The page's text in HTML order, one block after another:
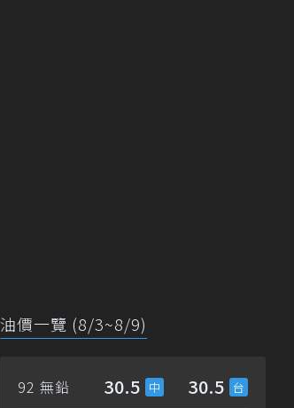
油價一覽 (8/3~8/9)
92 無鉛 30.5 30.5